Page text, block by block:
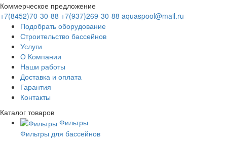
Коммерческое предложение
+7(8452)70-30-88 +7(937)269-30-88 aquaspool@mail.ru
Подобрать оборудование
Строительство бассейнов
Услуги
О Компании
Наши работы
Доставка и оплата
Гарантия
Контакты
Каталог товаров
Фильтры
Фильтры для бассейнов